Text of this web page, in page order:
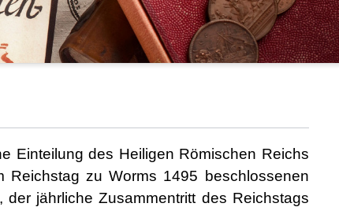
Einteilung des Heiligen Römischen Reichs
Reichstag zu Worms 1495 beschlossenen
jährliche Zusammentritt des Reichstags